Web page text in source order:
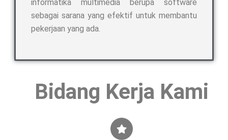
informatika multimedia berupa software
sebagai sarana yang efektif untuk membantu
pekerjaan yang ada.
Bidang Kerja Kami